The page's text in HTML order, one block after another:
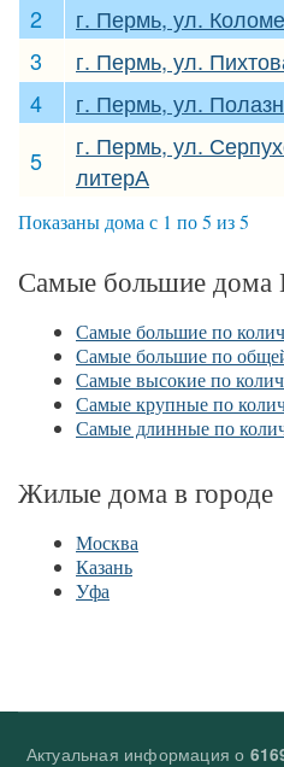
2
г. Пермь, ул.
3
г. Пермь, ул.
4
г. Пермь, ул.
5
г. Пермь, ул.
литерА
Показаны дома с 1 по 5 из 5
Самые большие дома
Самые большие по
Самые большие по
Самые высокие по
Самые крупные по
Самые длинные по
Жилые дома в городе
Москва
Казань
Уфа
Актуальная информация о